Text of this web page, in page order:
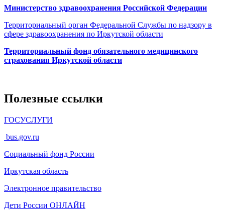
Министерство здравоохранения Росcийской Федерации
Территориальный орган Федеральной Службы по надзору в
сфере здравоохранения по Иркутской области
Территориальный фонд обязательного медицинского
страхования Иркутской области
Полезные ссылки
ГОСУСЛУГИ
bus.gov.ru
Социальный фонд России
Иркутская область
Электронное правительство
Дети России ОНЛАЙН